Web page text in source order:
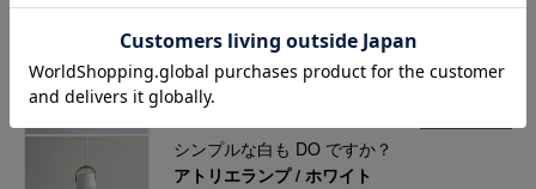
アトリエランプ / イエロー
19,800円(税込)
シンプルな白も DO ですか？
アトリエランプ / ホワイト